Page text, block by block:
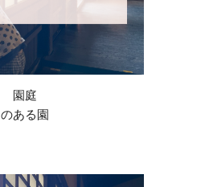
園庭
のある園